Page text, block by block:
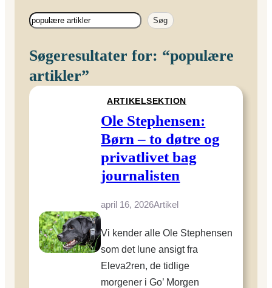
Søg Søg
Søgeresultater for: “populære
artikler”
ARTIKELSEKTION
Ole Stephensen:
Børn – to døtre og
privatlivet bag
journalisten
april 16, 2026Artikel
Vi kender alle Ole Stephensen
som det lune ansigt fra
Eleva2ren, de tidlige
morgener i Go’ Morgen